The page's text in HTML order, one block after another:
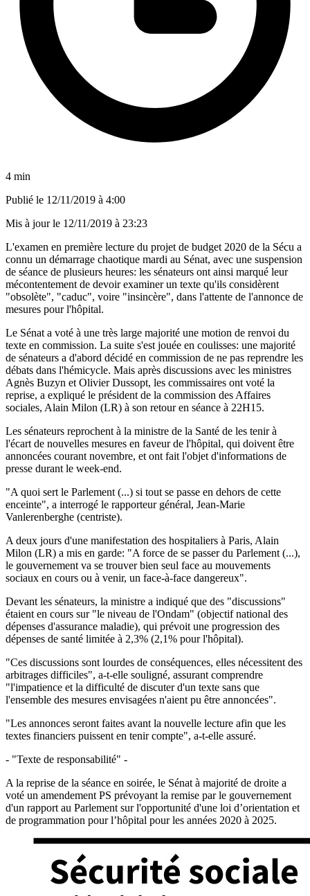
4 min
Publié le 12/11/2019 à 4:00
Mis à jour le 12/11/2019 à 23:23
L'examen en première lecture du projet de budget 2020 de la Sécu a
connu un démarrage chaotique mardi au Sénat, avec une suspension
de séance de plusieurs heures: les sénateurs ont ainsi marqué leur
mécontentement de devoir examiner un texte qu'ils considèrent
"obsolète", "caduc", voire "insincère", dans l'attente de l'annonce de
mesures pour l'hôpital.
Le Sénat a voté à une très large majorité une motion de renvoi du
texte en commission. La suite s'est jouée en coulisses: une majorité
de sénateurs a d'abord décidé en commission de ne pas reprendre les
débats dans l'hémicycle. Mais après discussions avec les ministres
Agnès Buzyn et Olivier Dussopt, les commissaires ont voté la
reprise, a expliqué le président de la commission des Affaires
sociales, Alain Milon (LR) à son retour en séance à 22H15.
Les sénateurs reprochent à la ministre de la Santé de les tenir à
l'écart de nouvelles mesures en faveur de l'hôpital, qui doivent être
annoncées courant novembre, et ont fait l'objet d'informations de
presse durant le week-end.
"A quoi sert le Parlement (...) si tout se passe en dehors de cette
enceinte", a interrogé le rapporteur général, Jean-Marie
Vanlerenberghe (centriste).
A deux jours d'une manifestation des hospitaliers à Paris, Alain
Milon (LR) a mis en garde: "A force de se passer du Parlement (...),
le gouvernement va se trouver bien seul face au mouvements
sociaux en cours ou à venir, un face-à-face dangereux".
Devant les sénateurs, la ministre a indiqué que des "discussions"
étaient en cours sur "le niveau de l'Ondam" (objectif national des
dépenses d'assurance maladie), qui prévoit une progression des
dépenses de santé limitée à 2,3% (2,1% pour l'hôpital).
"Ces discussions sont lourdes de conséquences, elles nécessitent des
arbitrages difficiles", a-t-elle souligné, assurant comprendre
"l'impatience et la difficulté de discuter d'un texte sans que
l'ensemble des mesures envisagées n'aient pu être annoncées".
"Les annonces seront faites avant la nouvelle lecture afin que les
textes financiers puissent en tenir compte", a-t-elle assuré.
- "Texte de responsabilité" -
A la reprise de la séance en soirée, le Sénat à majorité de droite a
voté un amendement PS prévoyant la remise par le gouvernement
d'un rapport au Parlement sur l'opportunité d'une loi d’orientation et
de programmation pour l’hôpital pour les années 2020 à 2025.